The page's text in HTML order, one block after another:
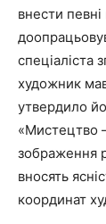
внести
спеціаліста
художник
утвердило
«Мистецтво
зображення
вносять
координат